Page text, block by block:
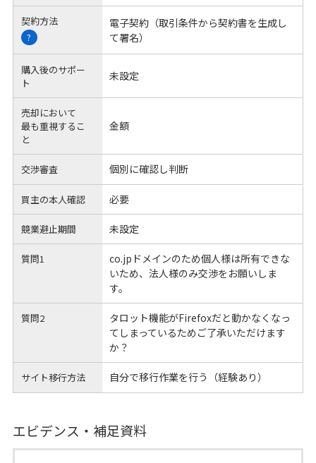
契約方法
?
電子契約（取引条件から契約書を生成し
て署名）
購入後のサポー
ト
未設定
売却において
最も重視するこ
と
金額
交渉審査 個別に確認し判断
買主の本人確認 必要
競業避止期間 未設定
質問1
co.jpドメインのため個人様は所有できな
いため、法人様のみ交渉をお願いしま
す。
質問2
タロット機能がFirefoxだと動かなくなっ
てしまっているためご了承いただけます
か？
サイト移行方法 自分で移行作業を行う（経験あり）
エビデンス・補足資料